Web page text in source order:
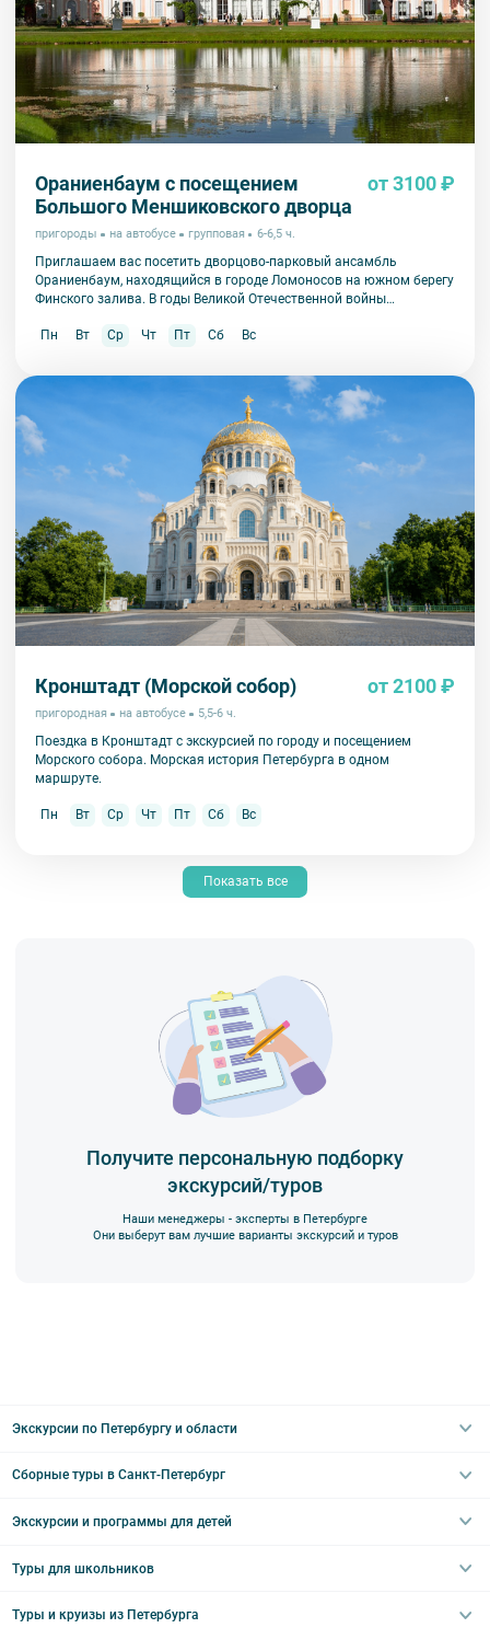
Ораниенбаум с посещением
Большого Меншиковского дворца
от 3100 ₽
пригороды на автобусе групповая 6-6,5 ч.
Приглашаем вас посетить дворцово-парковый ансамбль
Ораниенбаум, находящийся в городе Ломоносов на южном берегу
Финского залива. В годы Великой Отечественной войны
другие пригороды Петербурга и сохранил свою историческую
Пн Вт Ср Чт Пт Сб Вс
Кронштадт (Морской собор) от 2100 ₽
пригородная на автобусе 5,5-6 ч.
Поездка в Кронштадт с экскурсией по городу и посещением
Морского собора. Морская история Петербурга в одном
маршруте.
Пн Вт Ср Чт Пт Сб Вс
Показать все
Получите персональную подборку
экскурсий/туров
Наши менеджеры - эксперты в Петербурге
Они выберут вам лучшие варианты экскурсий и туров
Экскурсии по Петербургу и области
Интерьерные
Сборные туры в Санкт-Петербург
Туры в Санкт-Петербург на 2 дня
Туры на 5 дней
Экскурсии и программы для детей
Загородные экскурсии
Туры для школьников
Туры и круизы из Петербурга